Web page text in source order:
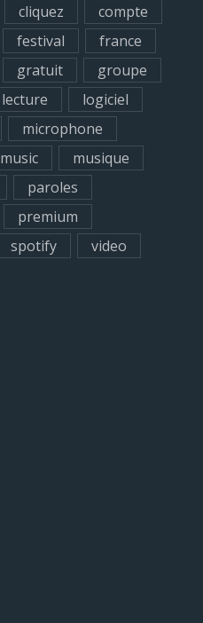
cliquez
compte
festival
france
gratuit
groupe
lecture
logiciel
microphone
music
musique
paroles
premium
spotify
video